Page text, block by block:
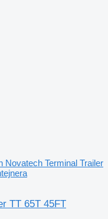
Novatech Terminal Trailer
TT 65T 45FT